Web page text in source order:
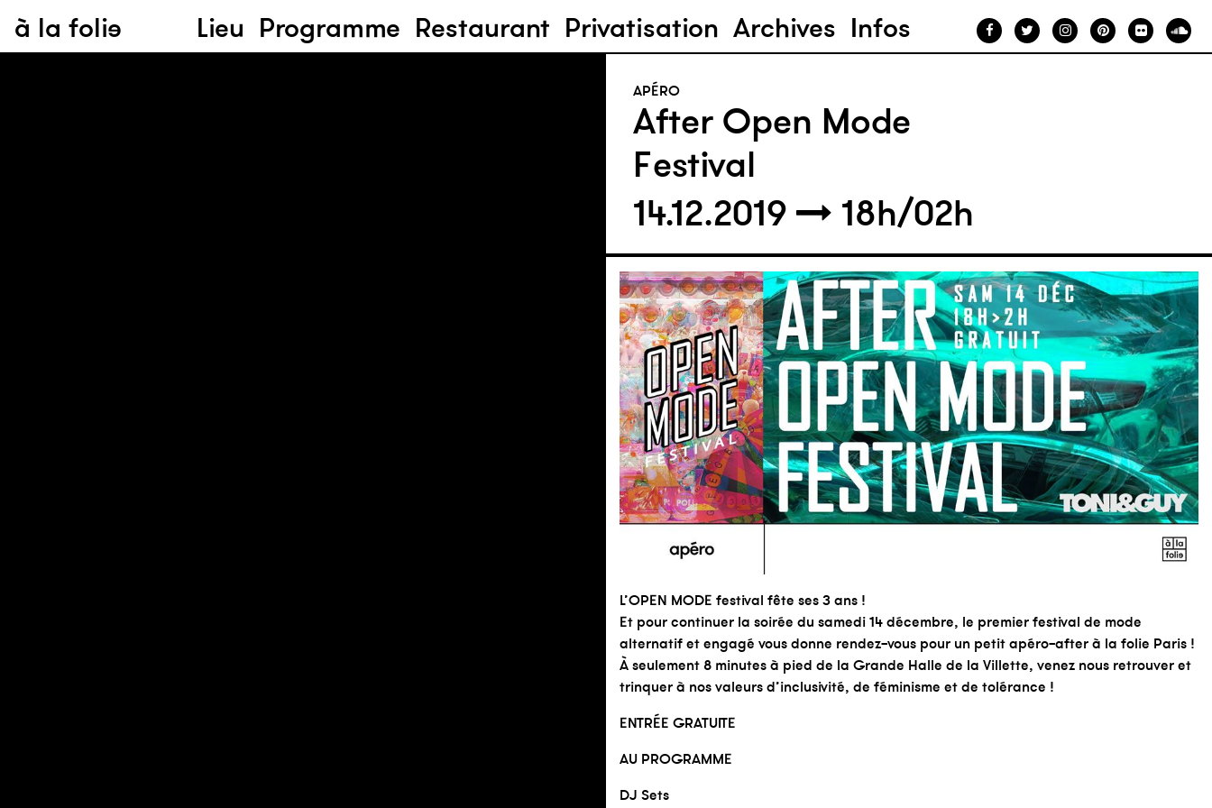
à la folie Lieu Programme Restaurant Privatisation Archives Infos
After Open Mode
Festival
APÉRO
14.12.2019 18h/02h
L’OPEN MODE festival fête ses 3 ans !
Et pour continuer la soirée du samedi 14 décembre, le premier festival de mode
alternatif et engagé vous donne rendez-vous pour un petit apéro-after à la folie Paris !
À seulement 8 minutes à pied de la Grande Halle de la Villette, venez nous retrouver et
trinquer à nos valeurs d’inclusivité, de féminisme et de tolérance !
ENTRÉE GRATUITE
AU PROGRAMME
DJ Sets